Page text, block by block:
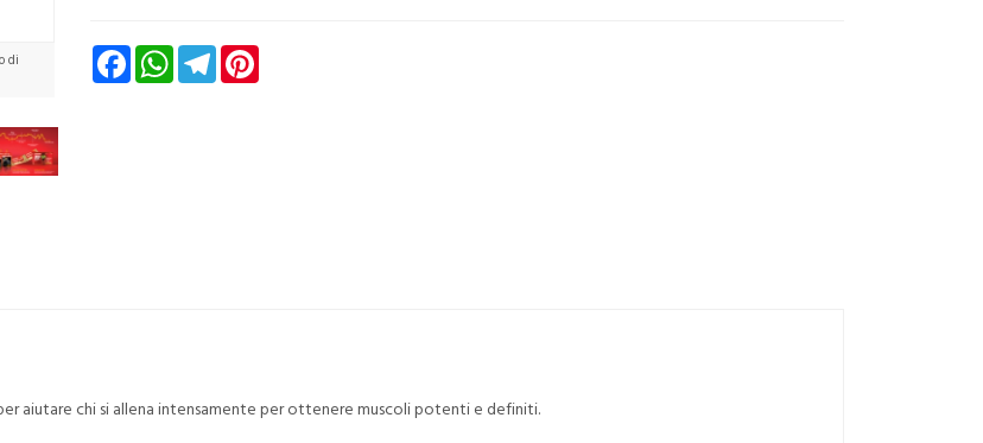
di
FacebookWhatsAppTelegram
aiutare chi si allena intensamente per ottenere muscoli potenti e definiti.